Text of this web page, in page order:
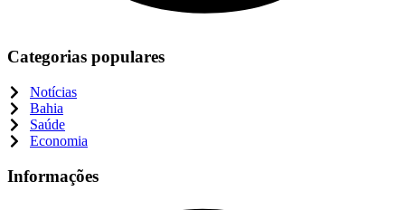
Categorias populares
Notícias
Bahia
Saúde
Economia
Informações